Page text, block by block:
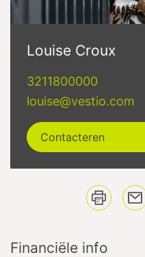
Louise Croux
3211800000
louise@vestio.com
Contacteren
Financiële info